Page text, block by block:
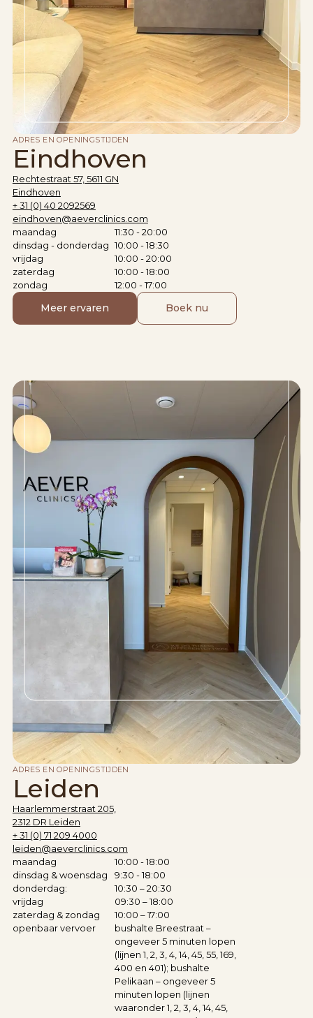
ADRES EN OPENINGSTIJDEN
Eindhoven
Rechtestraat 57, 5611 GN
Eindhoven
+ 31 (0) 40 2092569
eindhoven@aeverclinics.com
maandag
11:30 - 20:00
dinsdag - donderdag 10:00 - 18:30
vrijdag
10:00 - 20:00
zaterdag
10:00 - 18:00
zondag
12:00 - 17:00
Meer ervaren Boek nu
ADRES EN OPENINGSTIJDEN
Leiden
Haarlemmerstraat 205,
2312 DR Leiden
+ 31 (0) 71 209 4000
leiden@aeverclinics.com
maandag
10:00 - 18:00
dinsdag & woensdag
9:30 - 18:00
donderdag:
10:30 – 20:30
vrijdag
09:30 – 18:00
zaterdag & zondag
10:00 – 17:00
openbaar vervoer
bushalte Breestraat –
ongeveer 5 minuten lopen
(lijnen 1, 2, 3, 4, 14, 45, 55, 169,
400 en 401); bushalte
Pelikaan – ongeveer 5
minuten lopen (lijnen
waaronder 1, 2, 3, 4, 14, 45,